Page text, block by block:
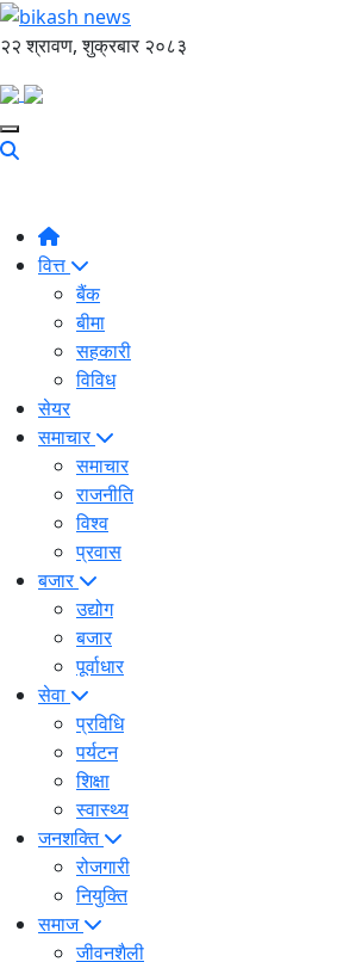
२२ श्रावण, शुक्रबार २०८३
वित्त
बैंक
बीमा
सहकारी
विविध
सेयर
समाचार
समाचार
राजनीति
विश्व
प्रवास
बजार
उद्योग
बजार
पूर्वाधार
सेवा
प्रविधि
पर्यटन
शिक्षा
स्वास्थ्य
जनशक्ति
रोजगारी
नियुक्ति
समाज
जीवनशैली